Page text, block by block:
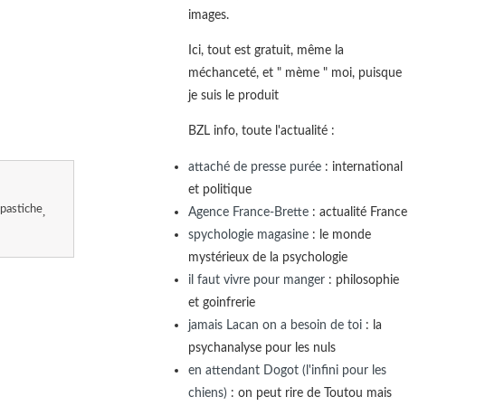
pastiche
images.
Ici, tout est gratuit, même la
méchanceté, et " mème " moi, puisque
je suis le produit
BZL info, toute l'actualité :
attaché de presse purée : international
et politique
Agence France-Brette : actualité France
spychologie magasine : le monde
mystérieux de la psychologie
il faut vivre pour manger : philosophie
et goinfrerie
jamais Lacan on a besoin de toi : la
psychanalyse pour les nuls
en attendant Dogot (l'infini pour les
chiens) : on peut rire de Toutou mais